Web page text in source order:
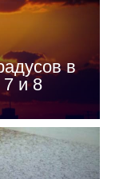
в
и 8